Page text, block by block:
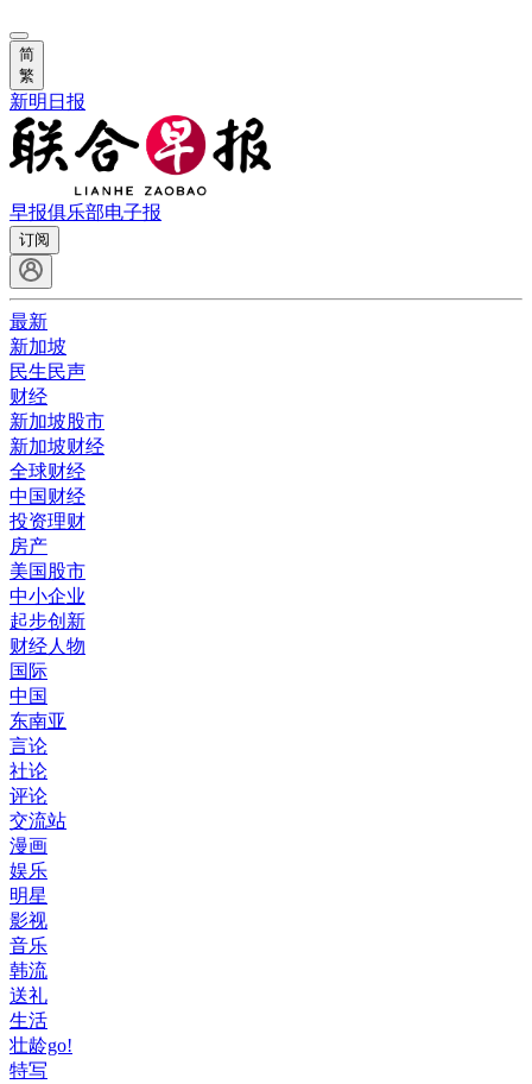
简
繁
新明日报
早报俱乐部电子报
订阅
最新
新加坡
民生民声
财经
新加坡股市
新加坡财经
全球财经
中国财经
投资理财
房产
美国股市
中小企业
起步创新
财经人物
国际
中国
东南亚
言论
社论
评论
交流站
漫画
娱乐
明星
影视
音乐
韩流
送礼
生活
壮龄go!
特写